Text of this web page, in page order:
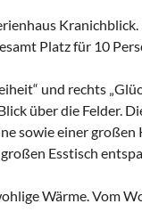
Platz für 10
und rechts
über die Felder.
sowie einer
Esstisch
Wärme. Vom